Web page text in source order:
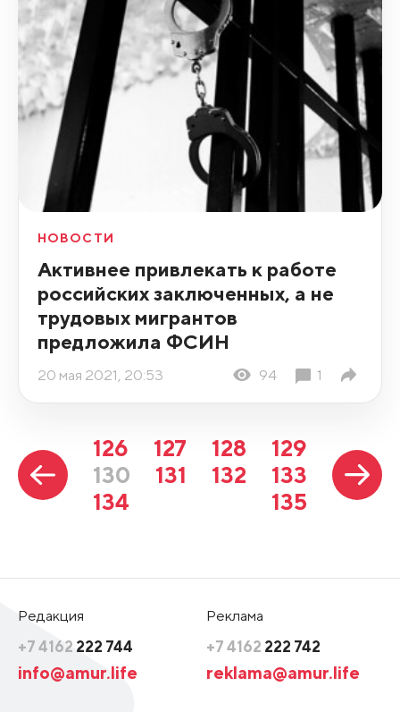
НОВОСТИ
Активнее привлекать к работе
российских заключенных, а не
трудовых мигрантов
предложила ФСИН
20 мая 2021, 20:53 94 1
126 127 128
129
130
131 132
133
134
135
Редакция
+7 4162 222 744
info@amur.life
Реклама
+7 4162 222 742
reklama@amur.life